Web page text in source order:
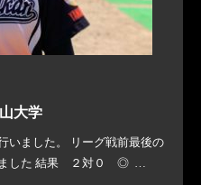
大学
いました。 リーグ戦前最後の
ました 結果 ２対０ ◎ …